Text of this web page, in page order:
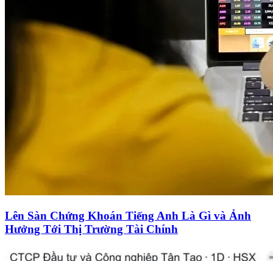
Lên Sàn Chứng Khoán Tiếng Anh Là Gì và Ảnh
Hưởng Tới Thị Trường Tài Chính